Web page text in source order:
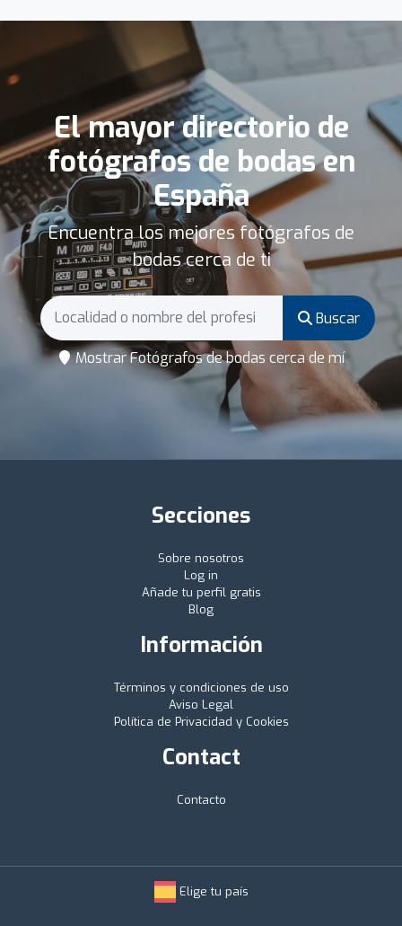
El mayor directorio de
fotógrafos de bodas en
España
Encuentra los mejores fotógrafos de
bodas cerca de ti
Buscar
Mostrar Fotógrafos de bodas cerca de mí
Secciones
Sobre nosotros
Log in
Añade tu perfil gratis
Blog
Información
Términos y condiciones de uso
Aviso Legal
Política de Privacidad y Cookies
Contact
Contacto
Elige tu país